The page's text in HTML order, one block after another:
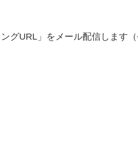
グURL」をメール配信します